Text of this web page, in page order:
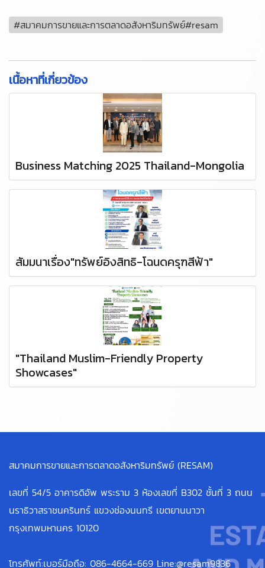
#สมาคมการขายและการตลาดอสังหาริมทรัพย์#resam
เนื้อหาที่เกี่ยวข้อง
Business Matching 2025 Thailand-Mongolia
สัมมนาเรื่อง"ทรัพย์อิงสิทธิ-โฉนดครุฑสีฟ้า"
"Thailand Muslim-Friendly Property
Showcases"
สมาคมการขายและการตลาดอสังหาริมทรัพย์ (RESAM)
เลขที่ 54/5 อาคารดิอัพ พระราม 3 ห้องเลขที่ B302 ชั้นที่ 3 ถนน
นราธิวาสราชนครินทร์ แขวงช่องนนทรี เขตยานนาวา
กรุงเทพมหานคร 10120
โทรศัพท์:เบอร์มือถือ: 086-4664-669 Line:@resam9836